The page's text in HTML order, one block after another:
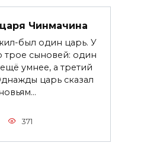
Чинмачина
был один царь. У
трое сыновей: один
умнее, а третий
царь сказал
371